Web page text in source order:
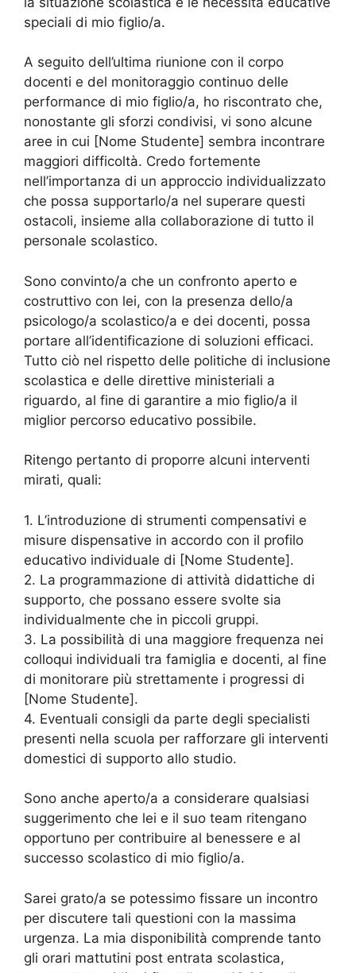
speciali di mio figlio/a.
A seguito dell’ultima riunione con il corpo
docenti e del monitoraggio continuo delle
performance di mio figlio/a, ho riscontrato che,
nonostante gli sforzi condivisi, vi sono alcune
aree in cui [Nome Studente] sembra incontrare
maggiori difficoltà. Credo fortemente
nell’importanza di un approccio individualizzato
che possa supportarlo/a nel superare questi
ostacoli, insieme alla collaborazione di tutto il
personale scolastico.
Sono convinto/a che un confronto aperto e
costruttivo con lei, con la presenza dello/a
psicologo/a scolastico/a e dei docenti, possa
portare all’identificazione di soluzioni efficaci.
Tutto ciò nel rispetto delle politiche di inclusione
scolastica e delle direttive ministeriali a
riguardo, al fine di garantire a mio figlio/a il
miglior percorso educativo possibile.
Ritengo pertanto di proporre alcuni interventi
mirati, quali:
1. L’introduzione di strumenti compensativi e
misure dispensative in accordo con il profilo
educativo individuale di [Nome Studente].
2. La programmazione di attività didattiche di
supporto, che possano essere svolte sia
individualmente che in piccoli gruppi.
3. La possibilità di una maggiore frequenza nei
colloqui individuali tra famiglia e docenti, al fine
di monitorare più strettamente i progressi di
[Nome Studente].
4. Eventuali consigli da parte degli specialisti
presenti nella scuola per rafforzare gli interventi
domestici di supporto allo studio.
Sono anche aperto/a a considerare qualsiasi
suggerimento che lei e il suo team ritengano
opportuno per contribuire al benessere e al
successo scolastico di mio figlio/a.
Sarei grato/a se potessimo fissare un incontro
per discutere tali questioni con la massima
urgenza. La mia disponibilità comprende tanto
gli orari mattutini post entrata scolastica,